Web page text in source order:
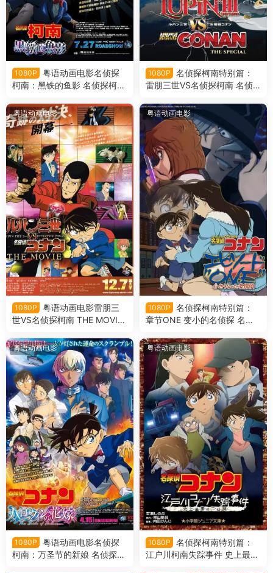
1080P
粤语动画电影名侦探
柯南：黑铁的鱼影 名侦探柯南
版
1080P
名侦探柯南特别篇：
雷朋三世VS名侦探柯南 名侦
侦探柯南粤语版
粤语动画电影
1080P
粤语动画电影雷朋三
世VS名侦探柯南 THE MOVIE
MOVIE粤语剧场版
粤语动画电影
1080P
名侦探柯南特别篇：
章节ONE 变小的名侦探 名侦
名侦探粤语版
粤语动画电影
1080P
粤语动画电影名侦探
柯南：万圣节的新娘 名侦探柯
粤语动画电影
1080P
名侦探柯南特别篇：
江户川柯南失踪事件 史上最惨